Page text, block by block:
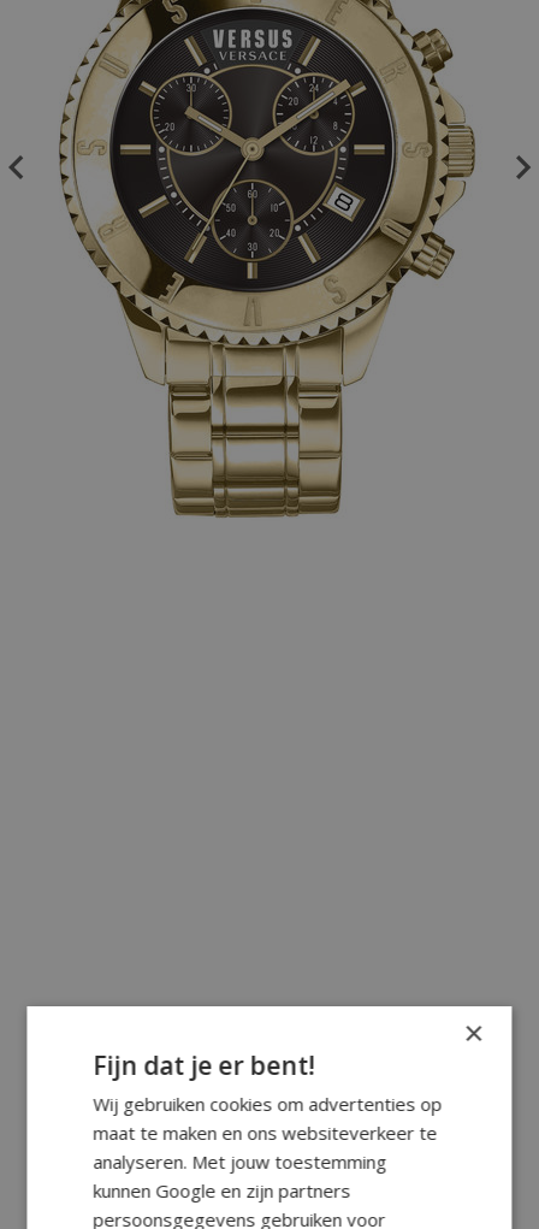
×
Fijn dat je er bent!
Wij gebruiken cookies om advertenties op
maat te maken en ons websiteverkeer te
analyseren. Met jouw toestemming
kunnen Google en zijn partners
persoonsgegevens gebruiken voor